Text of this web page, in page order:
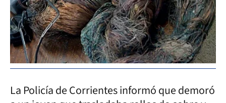
La Policía de Corrientes informó que demoró